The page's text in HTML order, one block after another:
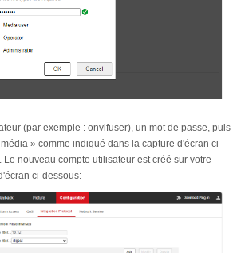
(par exemple : onvifuser), un mot de passe, puis
» comme indiqué dans la capture d'écran ci-
Le nouveau compte utilisateur est créé sur votre
ci-dessous: